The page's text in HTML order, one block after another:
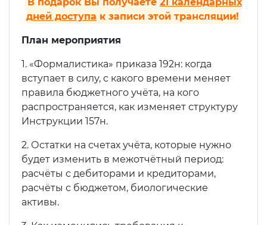
дней доступа к записи этой трансляции!
План мероприятия
1. «Формалистика» приказа 192н: когда
вступает в силу, с какого времени меняет
правила бюджетного учёта, на кого
распространяется, как изменяет структуру
Инструкции 157н.
2. Остатки на счетах учёта, которые нужно
будет изменить в межотчётный период:
расчёты с дебиторами и кредиторами,
расчёты с бюджетом, биологические
активы.